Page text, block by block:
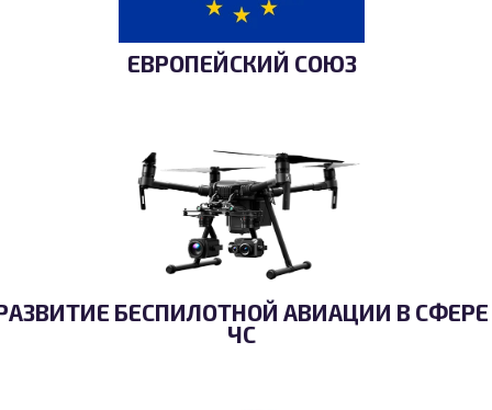
ЕВРОПЕЙСКИЙ СОЮЗ
БЕСПИЛОТНОЙ АВИАЦИИ В СФЕРЕ
ЧС